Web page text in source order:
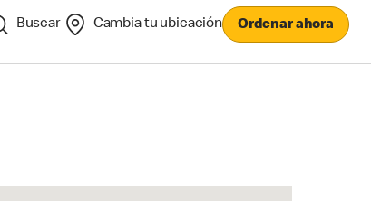
Buscar Cambia tu ubicación Ordenar ahora